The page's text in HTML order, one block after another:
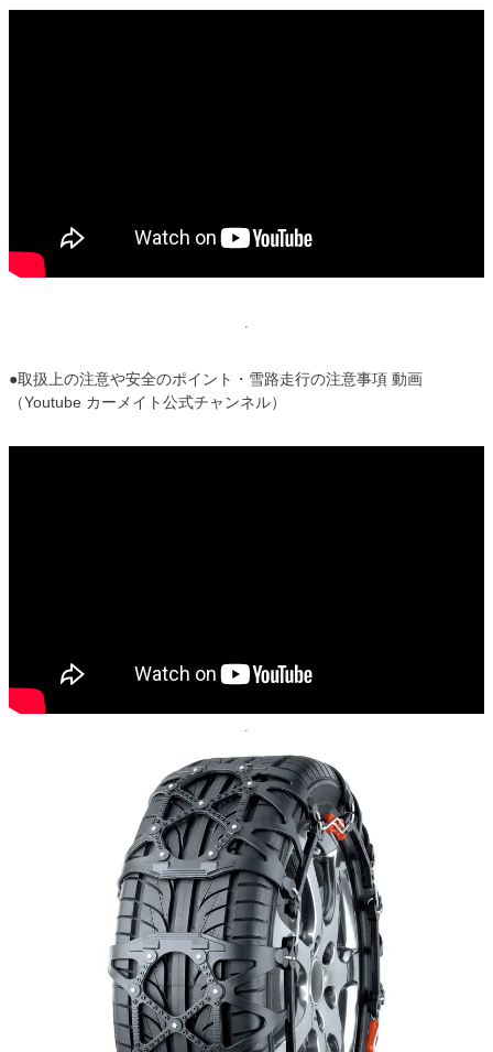
●取扱上の注意や安全のポイント・雪路走行の注意事項 動画
（Youtube カーメイト公式チャンネル）